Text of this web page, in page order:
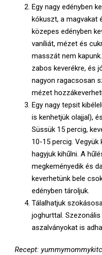
Egy nagy edényben
kókuszt, a magvakat
közepes edényben
vaníliát, mézet és
masszát nem
zabos keverékre, és
nagyon ragacsosan
mézet
Egy nagy tepsit
is kenhetjük olajjal),
Süssük 15 percig,
10-15 percig.
hagyjuk kihűlni. A
megkeményedik és
keverhetünk bele
edényben tároljuk.
Tálalhatjuk
joghurttal.
aszalványokat is
Recept: